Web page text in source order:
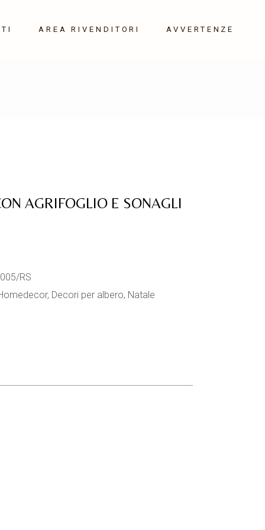
AREA RIVENDITORI AVVERTENZE
AGRIFOGLIO E SONAGLI
RS
, Decori per albero, Natale